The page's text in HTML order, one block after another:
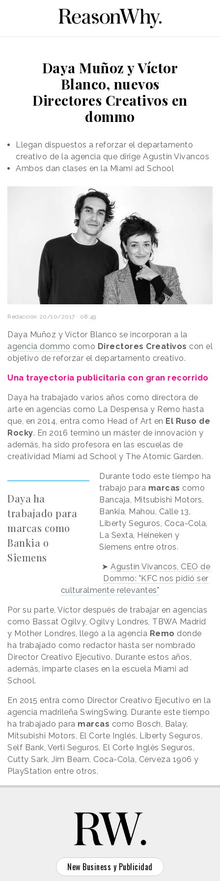
Daya Muñoz y Víctor
Blanco, nuevos
Directores Creativos en
dommo
Llegan dispuestos a reforzar el departamento
creativo de la agencia que dirige Agustín Vivancos
Ambos dan clases en la Miami ad School
Redacción 20/10/2017 · 08:49
Daya Muñoz y Víctor Blanco se incorporan a la
agencia dommo como Directores Creativos con el
objetivo de reforzar el departamento creativo.
Una trayectoria publicitaria con gran recorrido
Daya ha trabajado varios años como directora de
arte en agencias como La Despensa y Remo hasta
que, en 2014, entra como Head of Art en El Ruso de
Rocky. En 2016 terminó un máster de innovación y
además, ha sido profesora en las escuelas de
creatividad Miami ad School y The Atomic Garden.
Daya ha
trabajado para
marcas como
Bankia o
Siemens
Durante todo este tiempo ha
trabajo para marcas como
Bancaja, Mitsubishi Motors,
Bankia, Mahou, Calle 13,
Liberty Seguros, Coca-Cola,
La Sexta, Heineken y
Siemens entre otros.
➤Agustín Vivancos, CEO de
Dommo: "KFC nos pidió ser
culturalmente relevantes"
Por su parte, Víctor después de trabajar en agencias
como Bassat Ogilvy, Ogilvy Londres, TBWA Madrid
y Mother Londres, llegó a la agencia Remo donde
ha trabajado como redactor hasta ser nombrado
Director Creativo Ejecutivo. Durante estos años,
además, imparte clases en la escuela Miami ad
School.
En 2015 entra como Director Creativo Ejecutivo en la
agencia madrileña SwingSwing. Durante este tiempo
ha trabajado para marcas como Bosch, Balay,
Mitsubishi Motors, El Corte Inglés, Liberty Seguros,
Self Bank, Verti Seguros, El Corte Inglés Seguros,
Cutty Sark, Jim Beam, Coca-Cola, Cerveza 1906 y
PlayStation entre otros.
New Business y Publicidad